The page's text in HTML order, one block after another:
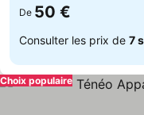
De 50 €
Consulter les prix de 7
Choix populaire